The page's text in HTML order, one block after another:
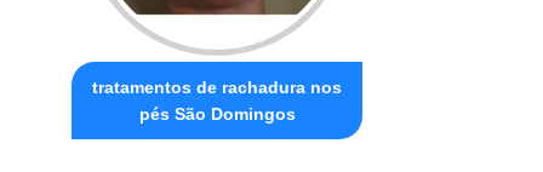
tratamentos de rachadura nos
pés São Domingos